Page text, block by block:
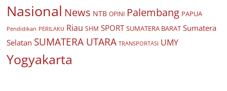
Nasional News NTB OPINI Palembang PAPUA
Pendidikan PERILAKU Riau SHM SPORT SUMATERA BARAT Sumatera
Selatan SUMATERA UTARA TRANSPORTASI UMY
Yogyakarta